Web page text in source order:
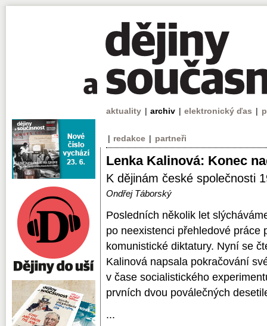
aktuality | archiv | elektronický ďas |
| redakce | partneři
Lenka Kalinová: Konec
K dějinám české společnosti
Ondřej Táborský
Posledních několik let
po ne­existenci přehledové
komunistické diktatury. Nyní se
Kalinová napsala pokračování
v čase socialistického
prvních dvou poválečných
...